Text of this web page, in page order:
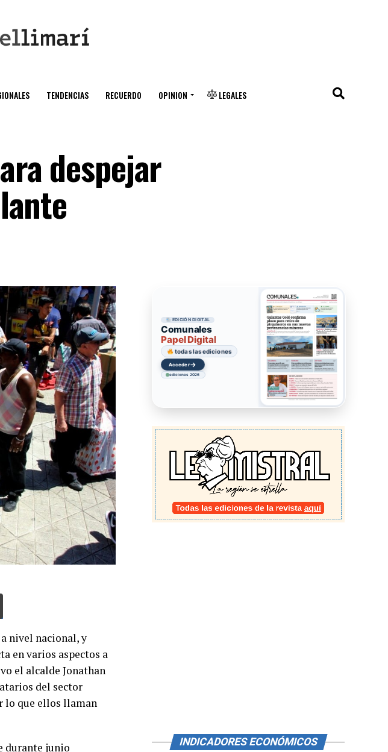
TENDENCIAS RECUERDO OPINION LEGALES
despejar
nivel nacional, y
en varios aspectos a
el alcalde Jonathan
del sector
lo que ellos llaman
durante junio
EDICIÓN DIGITAL
Comunales
Papel Digital
todas las ediciones
Acceder→
ediciones 2026
INDICADORES ECONÓMICOS